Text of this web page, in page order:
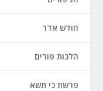
חודש אדר
הלכות פורים
פרשת כי תשא